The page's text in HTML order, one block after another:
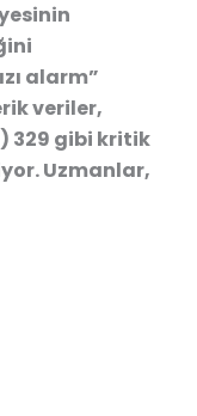
alarm”
veriler,
329 gibi kritik
Uzmanlar,